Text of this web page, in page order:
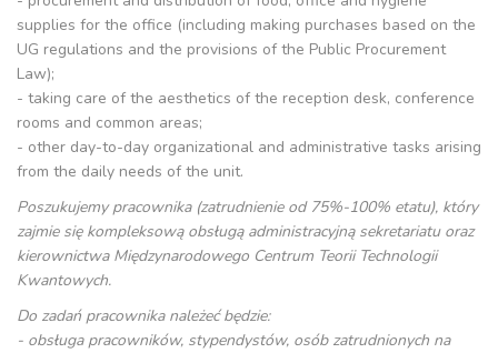
supplies for the office (including making purchases based on the
UG regulations and the provisions of the Public Procurement
Law);
- taking care of the aesthetics of the reception desk, conference
rooms and common areas;
- other day-to-day organizational and administrative tasks arising
from the daily needs of the unit.
Poszukujemy pracownika (zatrudnienie od 75%-100% etatu), który
zajmie się kompleksową obsługą administracyjną sekretariatu oraz
kierownictwa Międzynarodowego Centrum Teorii Technologii
Kwantowych.
Do zadań pracownika należeć będzie:
- obsługa pracowników, stypendystów, osób zatrudnionych na